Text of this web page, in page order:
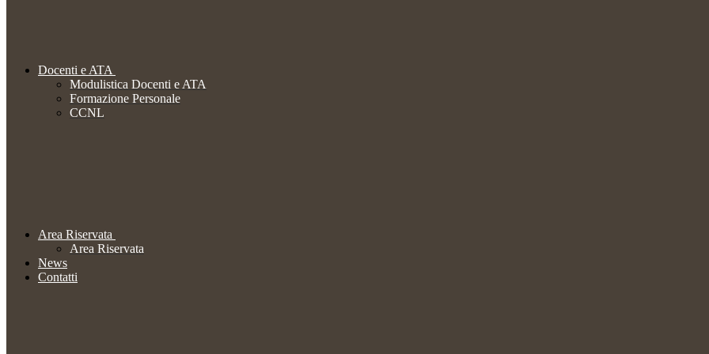
Docenti e ATA
Modulistica Docenti e ATA
Formazione Personale
CCNL
Area Riservata
Area Riservata
News
Contatti